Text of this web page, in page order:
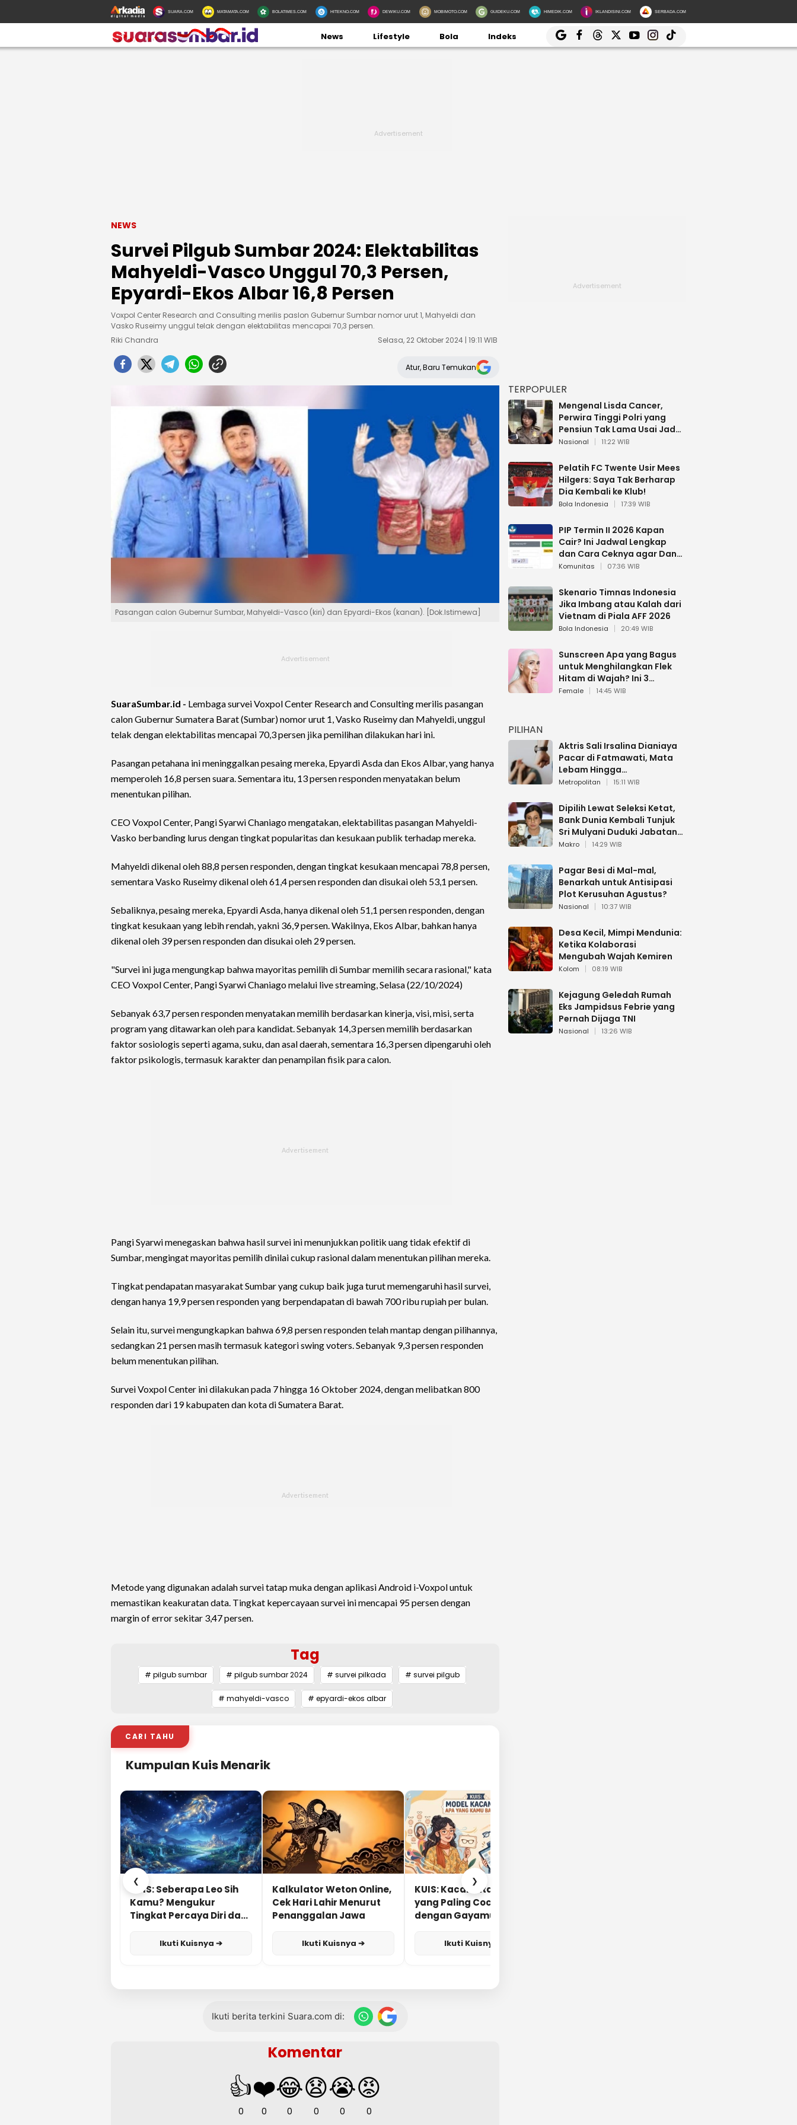
SUARA.COM MATAMATA.COM BOLATIMES.COM HITEKNO.COM DEWIKU.COM MOBIMOTO.COM GUIDEKU.COM HIMEDIK.COM IKLANDISINI.COM SERBADA.COM
News Lifestyle Bola Indeks
NEWS
Survei Pilgub Sumbar 2024: Elektabilitas
Mahyeldi-Vasco Unggul 70,3 Persen,
Epyardi-Ekos Albar 16,8 Persen
Voxpol Center Research and Consulting merilis paslon Gubernur Sumbar nomor urut 1, Mahyeldi dan
Vasko Ruseimy unggul telak dengan elektabilitas mencapai 70,3 persen.
Riki Chandra
Selasa, 22 Oktober 2024 | 19:11 WIB
Atur, Baru Temukan
Pasangan calon Gubernur Sumbar, Mahyeldi-Vasco (kiri) dan Epyardi-Ekos (kanan). [Dok.Istimewa]
SuaraSumbar.id - Lembaga survei Voxpol Center Research and Consulting merilis pasangan
calon Gubernur Sumatera Barat (Sumbar) nomor urut 1, Vasko Ruseimy dan Mahyeldi, unggul
telak dengan elektabilitas mencapai 70,3 persen jika pemilihan dilakukan hari ini.
Pasangan petahana ini meninggalkan pesaing mereka, Epyardi Asda dan Ekos Albar, yang hanya
memperoleh 16,8 persen suara. Sementara itu, 13 persen responden menyatakan belum
menentukan pilihan.
CEO Voxpol Center, Pangi Syarwi Chaniago mengatakan, elektabilitas pasangan Mahyeldi-
Vasko berbanding lurus dengan tingkat popularitas dan kesukaan publik terhadap mereka.
Mahyeldi dikenal oleh 88,8 persen responden, dengan tingkat kesukaan mencapai 78,8 persen,
sementara Vasko Ruseimy dikenal oleh 61,4 persen responden dan disukai oleh 53,1 persen.
Sebaliknya, pesaing mereka, Epyardi Asda, hanya dikenal oleh 51,1 persen responden, dengan
tingkat kesukaan yang lebih rendah, yakni 36,9 persen. Wakilnya, Ekos Albar, bahkan hanya
dikenal oleh 39 persen responden dan disukai oleh 29 persen.
"Survei ini juga mengungkap bahwa mayoritas pemilih di Sumbar memilih secara rasional," kata
CEO Voxpol Center, Pangi Syarwi Chaniago melalui live streaming, Selasa (22/10/2024)
Sebanyak 63,7 persen responden menyatakan memilih berdasarkan kinerja, visi, misi, serta
program yang ditawarkan oleh para kandidat. Sebanyak 14,3 persen memilih berdasarkan
faktor sosiologis seperti agama, suku, dan asal daerah, sementara 16,3 persen dipengaruhi oleh
faktor psikologis, termasuk karakter dan penampilan fisik para calon.
Pangi Syarwi menegaskan bahwa hasil survei ini menunjukkan politik uang tidak efektif di
Sumbar, mengingat mayoritas pemilih dinilai cukup rasional dalam menentukan pilihan mereka.
Tingkat pendapatan masyarakat Sumbar yang cukup baik juga turut memengaruhi hasil survei,
dengan hanya 19,9 persen responden yang berpendapatan di bawah 700 ribu rupiah per bulan.
Selain itu, survei mengungkapkan bahwa 69,8 persen responden telah mantap dengan pilihannya,
sedangkan 21 persen masih termasuk kategori swing voters. Sebanyak 9,3 persen responden
belum menentukan pilihan.
Survei Voxpol Center ini dilakukan pada 7 hingga 16 Oktober 2024, dengan melibatkan 800
responden dari 19 kabupaten dan kota di Sumatera Barat.
Metode yang digunakan adalah survei tatap muka dengan aplikasi Android i-Voxpol untuk
memastikan keakuratan data. Tingkat kepercayaan survei ini mencapai 95 persen dengan
margin of error sekitar 3,47 persen.
Tag
# pilgub sumbar # pilgub sumbar 2024 # survei pilkada # survei pilgub
# mahyeldi-vasco # epyardi-ekos albar
CARI TAHU
Kumpulan Kuis Menarik
❮
KUIS: Seberapa Leo Sih
Kamu? Mengukur
Tingkat Percaya Diri dan
Ikuti Kuisnya ➔
Kalkulator Weton Online,
Cek Hari Lahir Menurut
Penanggalan Jawa
Ikuti Kuisnya ➔
KUIS: Kacamata Apa
yang Paling Cocok
dengan Gayamu?
Ikuti Kuisnya ➔
❯
Ikuti berita terkini Suara.com di:
Komentar
👍
0
❤️
0
😂
0
😧
0
😭
0
😡
0
TERPOPULER
Mengenal Lisda Cancer,
Perwira Tinggi Polri yang
Pensiun Tak Lama Usai Jadi
Brigjen
Nasional 11:22 WIB
Pelatih FC Twente Usir Mees
Hilgers: Saya Tak Berharap
Dia Kembali ke Klub!
Bola Indonesia 17:39 WIB
PIP Termin II 2026 Kapan
Cair? Ini Jadwal Lengkap
dan Cara Ceknya agar Dana
Tidak Hangus!
Komunitas 07:36 WIB
Skenario Timnas Indonesia
Jika Imbang atau Kalah dari
Vietnam di Piala AFF 2026
Bola Indonesia 20:49 WIB
Sunscreen Apa yang Bagus
untuk Menghilangkan Flek
Hitam di Wajah? Ini 3
Rekomendasi sesuai Review
Female 14:45 WIB
PILIHAN
Aktris Sali Irsalina Dianiaya
Pacar di Fatmawati, Mata
Lebam Hingga
Diselamatkan Polantas
Metropolitan 15:11 WIB
Dipilih Lewat Seleksi Ketat,
Bank Dunia Kembali Tunjuk
Sri Mulyani Duduki Jabatan
Strategis
Makro 14:29 WIB
Pagar Besi di Mal-mal,
Benarkah untuk Antisipasi
Plot Kerusuhan Agustus?
Nasional 10:37 WIB
Desa Kecil, Mimpi Mendunia:
Ketika Kolaborasi
Mengubah Wajah Kemiren
Kolom 08:19 WIB
Kejagung Geledah Rumah
Eks Jampidsus Febrie yang
Pernah Dijaga TNI
Nasional 13:26 WIB